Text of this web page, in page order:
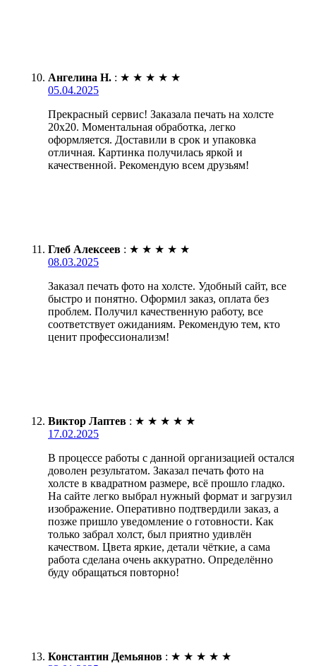
Ангелина Н. : ★ ★ ★ ★ ★
05.04.2025
Прекрасный сервис! Заказала печать на холсте
20х20. Моментальная обработка, легко
оформляется. Доставили в срок и упаковка
отличная. Картинка получилась яркой и
качественной. Рекомендую всем друзьям!
Глеб Алексеев : ★ ★ ★ ★ ★
08.03.2025
Заказал печать фото на холсте. Удобный сайт, все
быстро и понятно. Оформил заказ, оплата без
проблем. Получил качественную работу, все
соответствует ожиданиям. Рекомендую тем, кто
ценит профессионализм!
Виктор Лаптев : ★ ★ ★ ★ ★
17.02.2025
В процессе работы с данной организацией остался
доволен результатом. Заказал печать фото на
холсте в квадратном размере, всё прошло гладко.
На сайте легко выбрал нужный формат и загрузил
изображение. Оперативно подтвердили заказ, а
позже пришло уведомление о готовности. Как
только забрал холст, был приятно удивлён
качеством. Цвета яркие, детали чёткие, а сама
работа сделана очень аккуратно. Определённо
буду обращаться повторно!
Константин Демьянов : ★ ★ ★ ★ ★